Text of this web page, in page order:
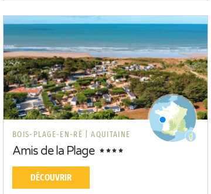
BOIS-PLAGE-EN-RÉ | AQUITAINE
Amis de la Plage
DÉCOUVRIR